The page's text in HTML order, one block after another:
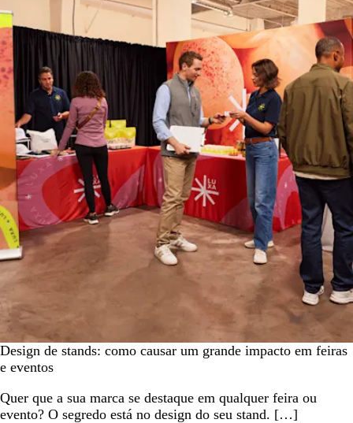
Design de stands: como causar um grande impacto em feiras
e eventos
Quer que a sua marca se destaque em qualquer feira ou
evento? O segredo está no design do seu stand. […]